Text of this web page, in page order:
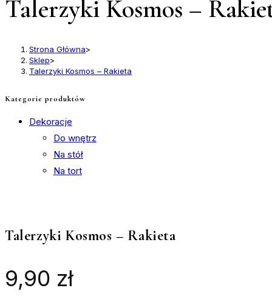
Talerzyki Kosmos –
Strona Główna>
Sklep>
Talerzyki Kosmos – Rakieta
Talerzyki Kosmos – Rakieta
9,90 zł
Kategorie produktów
Dekoracje
Do wnętrz
Na stół
Na tort